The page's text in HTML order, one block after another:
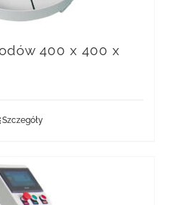
400 x 400 x
Szczegóły